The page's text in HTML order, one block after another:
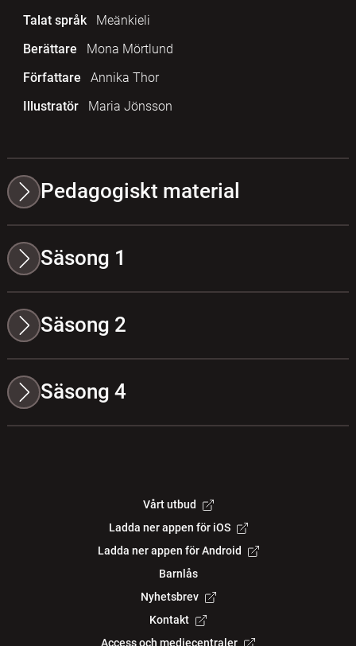
Talat språk
Meänkieli
Berättare
Mona Mörtlund
Författare
Annika Thor
Illustratör
Maria Jönsson
Pedagogiskt material
Säsong 1
Säsong 2
Säsong 4
Vårt utbud
Ladda ner appen för iOS
Ladda ner appen för Android
Barnlås
Nyhetsbrev
Kontakt
Access och mediecentraler